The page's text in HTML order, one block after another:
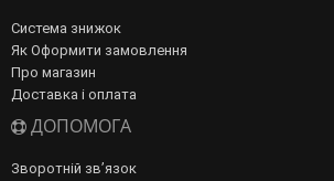
Система знижок
Як Оформити замовлення
Про магазин
Доставка і оплата
ДОПОМОГА
Зворотній зв’язок